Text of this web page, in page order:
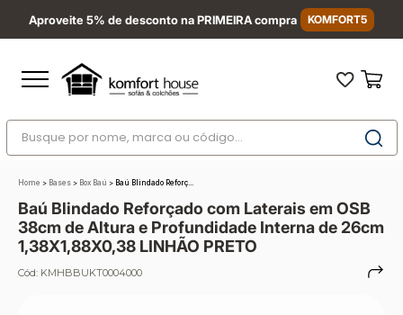
Aproveite 5% de desconto na PRIMEIRA compra KOMFORT5
Busque por nome, marca ou código...
Home > Bases > Box Baú > Baú Blindado Reforç...
Baú Blindado Reforçado com Laterais em OSB
38cm de Altura e Profundidade Interna de 26cm
1,38X1,88X0,38 LINHÃO PRETO
Cód: KMHBBUKT0004000
2º
sofá
3º
sofá retrátil
4º
sofá cama